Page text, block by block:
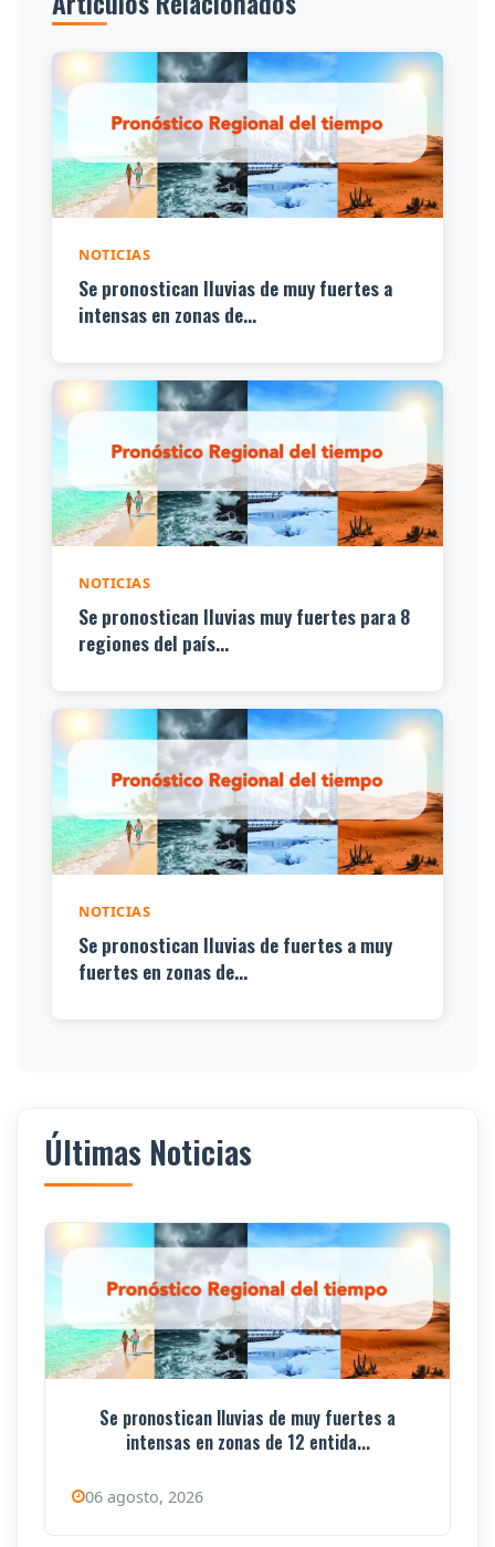
NOTICIAS
Se pronostican lluvias de muy fuertes a
intensas en zonas de...
NOTICIAS
Se pronostican lluvias muy fuertes para 8
regiones del país...
NOTICIAS
Se pronostican lluvias de fuertes a muy
fuertes en zonas de...
Últimas Noticias
Se pronostican lluvias de muy fuertes a
intensas en zonas de 12 entida...
06 agosto, 2026